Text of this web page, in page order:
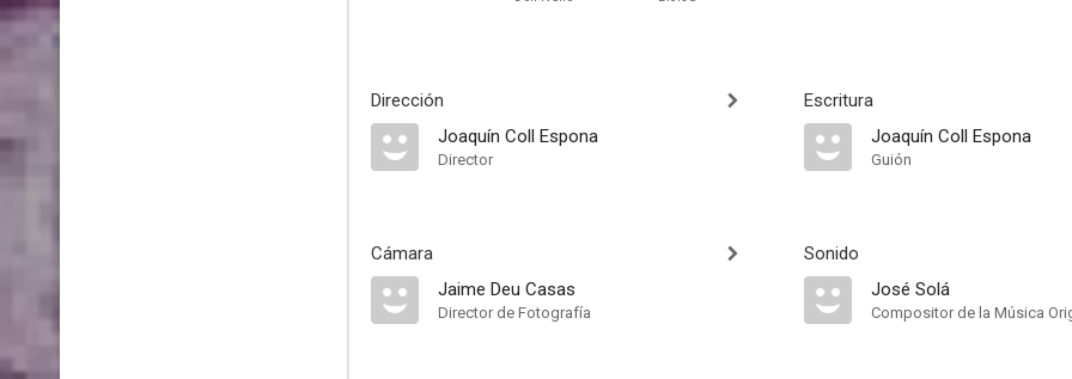
Dirección
Joaquín Coll Espona
Director
Cámara
Jaime Deu Casas
Director de Fotografía
Escritura
Joaquín Coll Espona
Guión
Sonido
José Solá
Compositor de la Música